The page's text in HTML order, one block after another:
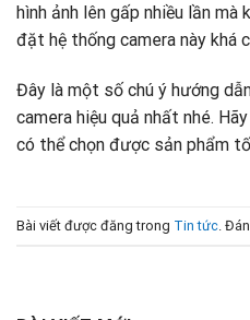
hình ảnh lên gấp nhiều lần mà
đặt hệ thống camera này khá
Đây là một số chú ý hướng
camera hiệu quả nhất nhé.
có thể chọn được sản phẩm
Bài viết được đăng trong Tin tức .